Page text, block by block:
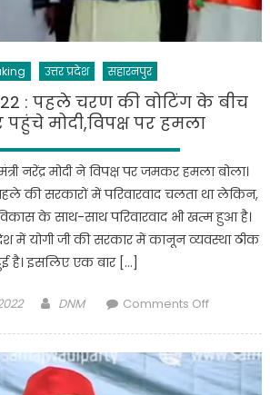
अटैक
उत्तर प्रदेश सहारनपुर
: पहले चरण की वोटिंग के बीच
मोदी,विपक्ष पर हमला
नरेंद्र मोदी ने विपक्ष पर जमकर हमला बोला।
की सरकारों में परिवारवाद चलता था लेकिन,
के साथ-साथ परिवारवाद भी खत्म हुआ है।
में योगी जी की सरकार में कानून व्यवस्था ठीक
है। इसलिए एक बार […]
Author
DNM Comments Offon
2022
: